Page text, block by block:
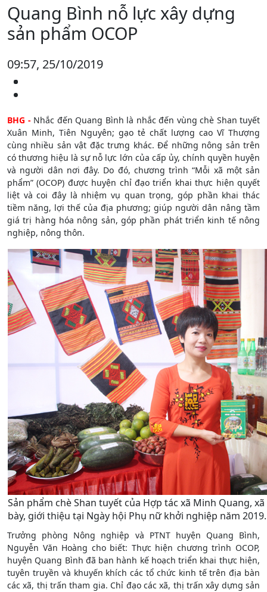
Quang Bình nỗ lực xây dựng
sản phẩm OCOP
09:57, 25/10/2019
BHG - Nhắc đến Quang Bình là nhắc đến vùng chè Shan tuyết
Xuân Minh, Tiên Nguyên; gạo tẻ chất lượng cao Vĩ Thượng
cùng nhiều sản vật đặc trưng khác. Để những nông sản trên
có thương hiệu là sự nỗ lực lớn của cấp ủy, chính quyền huyện
và người dân nơi đây. Do đó, chương trình “Mỗi xã một sản
phẩm” (OCOP) được huyện chỉ đạo triển khai thực hiện quyết
liệt và coi đây là nhiệm vụ quan trọng, góp phần khai thác
tiềm năng, lợi thế của địa phương; giúp người dân nâng tầm
giá trị hàng hóa nông sản, góp phần phát triển kinh tế nông
nghiệp, nông thôn.
Sản phẩm chè Shan tuyết của Hợp tác xã Minh Quang,
bày, giới thiệu tại Ngày hội Phụ nữ khởi nghiệp năm 2019.
Trưởng phòng Nông nghiệp và PTNT huyện Quang Bình,
Nguyễn Văn Hoàng cho biết: Thực hiện chương trình OCOP,
huyện Quang Bình đã ban hành kế hoạch triển khai thực hiện,
tuyên truyền và khuyến khích các tổ chức kinh tế trên địa bàn
các xã, thị trấn tham gia. Chỉ đạo các xã, thị trấn xây dựng sản